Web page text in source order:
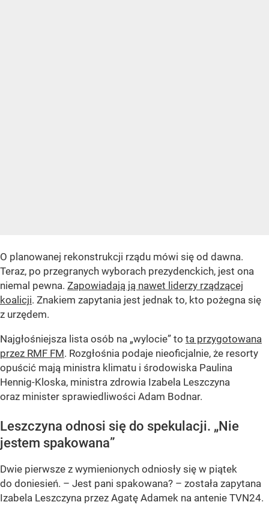
O planowanej rekonstrukcji rządu mówi się od dawna.
Teraz, po przegranych wyborach prezydenckich, jest ona
niemal pewna. Zapowiadają ją nawet liderzy rządzącej
koalicji. Znakiem zapytania jest jednak to, kto pożegna się
z urzędem.
Najgłośniejsza lista osób na „wylocie” to ta przygotowana
przez RMF FM. Rozgłośnia podaje nieoficjalnie, że resorty
opuścić mają ministra klimatu i środowiska Paulina
Hennig-Kloska, ministra zdrowia Izabela Leszczyna
oraz minister sprawiedliwości Adam Bodnar.
Leszczyna odnosi się do spekulacji. „Nie
jestem spakowana”
Dwie pierwsze z wymienionych odniosły się w piątek
do doniesień. – Jest pani spakowana? – została zapytana
Izabela Leszczyna przez Agatę Adamek na antenie TVN24.